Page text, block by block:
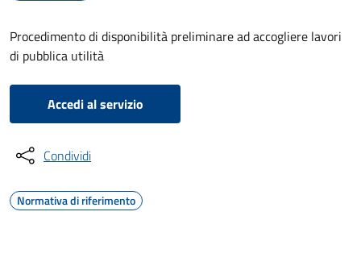
Procedimento di disponibilità preliminare ad accogliere lavori
di pubblica utilità
Accedi al servizio
Condividi
Normativa di riferimento